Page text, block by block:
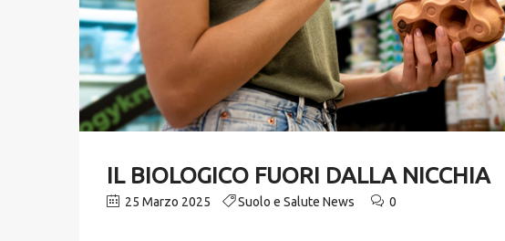
IL BIOLOGICO FUORI DALLA NICCHIA
25 Marzo 2025 Suolo e Salute News 0